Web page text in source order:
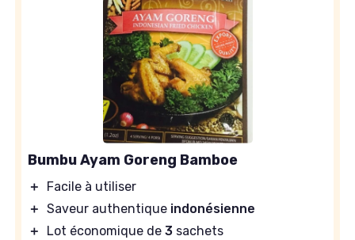
Bumbu Ayam Goreng Bamboe
＋
Facile à utiliser
＋ Saveur authentique indonésienne
＋
Lot économique de 3 sachets